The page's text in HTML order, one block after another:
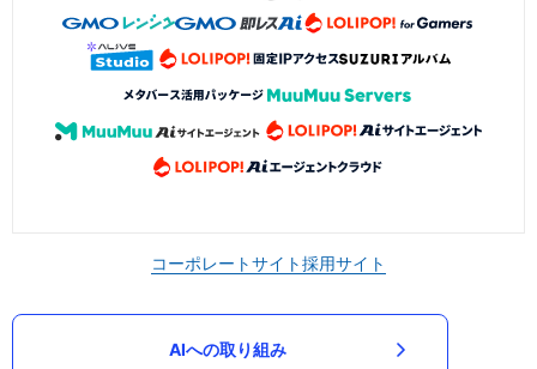
コーポレートサイト採用サイト
AIへの取り組み